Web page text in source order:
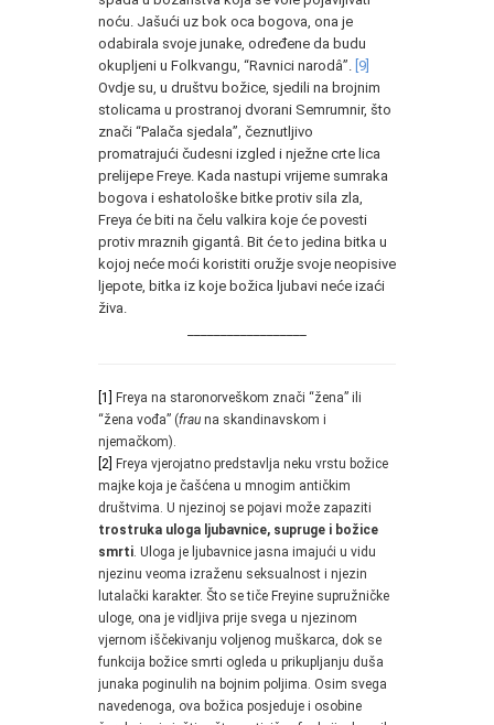
noću. Jašući uz bok oca bogova, ona je
odabirala svoje junake, određene da budu
okupljeni u Folkvangu, “Ravnici narodâ”. [9]
Ovdje su, u društvu božice, sjedili na brojnim
stolicama u prostranoj dvorani Semrumnir, što
znači “Palača sjedala”, čeznutljivo
promatrajući čudesni izgled i nježne crte lica
prelijepe Freye. Kada nastupi vrijeme sumraka
bogova i eshatološke bitke protiv sila zla,
Freya će biti na čelu valkira koje će povesti
protiv mraznih gigantâ. Bit će to jedina bitka u
kojoj neće moći koristiti oružje svoje neopisive
ljepote, bitka iz koje božica ljubavi neće izaći
živa.
[1]
Freya na staronorveškom znači “žena” ili
“žena vođa” (frau na skandinavskom i
njemačkom).
[2] Freya vjerojatno predstavlja neku vrstu božice
majke koja je čašćena u mnogim antičkim
društvima. U njezinoj se pojavi može zapaziti
trostruka uloga ljubavnice, supruge i božice
smrti. Uloga je ljubavnice jasna imajući u vidu
njezinu veoma izraženu seksualnost i njezin
lutalački karakter. Što se tiče Freyine supružničke
uloge, ona je vidljiva prije svega u njezinom
vjernom iščekivanju voljenog muškarca, dok se
funkcija božice smrti ogleda u prikupljanju duša
junaka poginulih na bojnim poljima. Osim svega
navedenoga, ova božica posjeduje i osobine